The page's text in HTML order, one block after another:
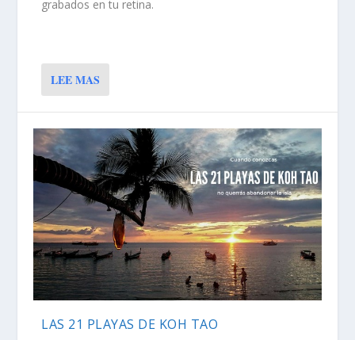
grabados en tu retina.
LEE MAS
LAS 21 PLAYAS DE KOH TAO